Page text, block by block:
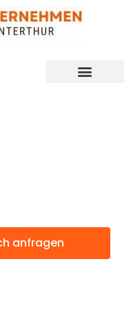
anfragen